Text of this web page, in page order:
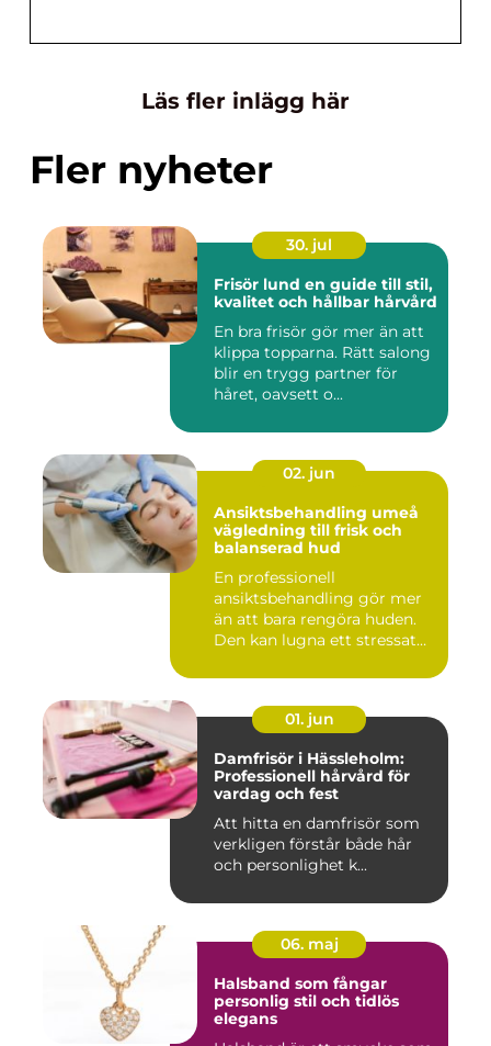
Läs fler inlägg här
Fler nyheter
30. jul
Frisör lund en guide till stil,
kvalitet och hållbar hårvård
En bra frisör gör mer än att
klippa topparna. Rätt salong
blir en trygg partner för
håret, oavsett o...
02. jun
Ansiktsbehandling umeå
vägledning till frisk och
balanserad hud
En professionell
ansiktsbehandling gör mer
än att bara rengöra huden.
Den kan lugna ett stressat
01. jun
Damfrisör i Hässleholm:
Professionell hårvård för
vardag och fest
Att hitta en damfrisör som
verkligen förstår både hår
och personlighet k...
06. maj
Halsband som fångar
personlig stil och tidlös
elegans